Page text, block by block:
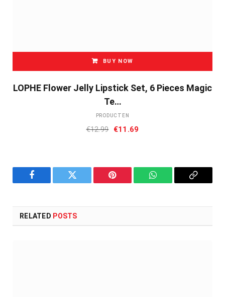
BUY NOW
LOPHE Flower Jelly Lipstick Set, 6 Pieces Magic
Te…
PRODUCTEN
€12.99 Oorspronkelijke
€12.99.
€11.69
€11.69.
Facebook Twitter Pinterest WhatsAppCopy
RELATED POSTS